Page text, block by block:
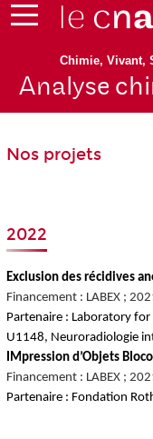
Chimie, Vivant,
Analyse
Nos projets
2022
Exclusion des récidives
Financement : LABEX ;
Partenaire : Laboratory for
U1148, Neuroradiologie
IMpression d’Objets
Financement : LABEX ;
Partenaire : Fondation